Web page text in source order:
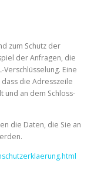
zum Schutz der
der Anfragen, die
Eine
die Adresszeile
und an dem Schloss-
die Daten, die Sie an